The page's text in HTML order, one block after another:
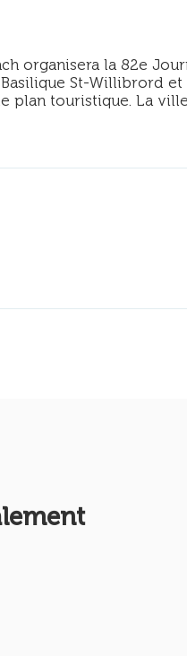
organisera la 82e
St-Willibrord
plan touristique. La